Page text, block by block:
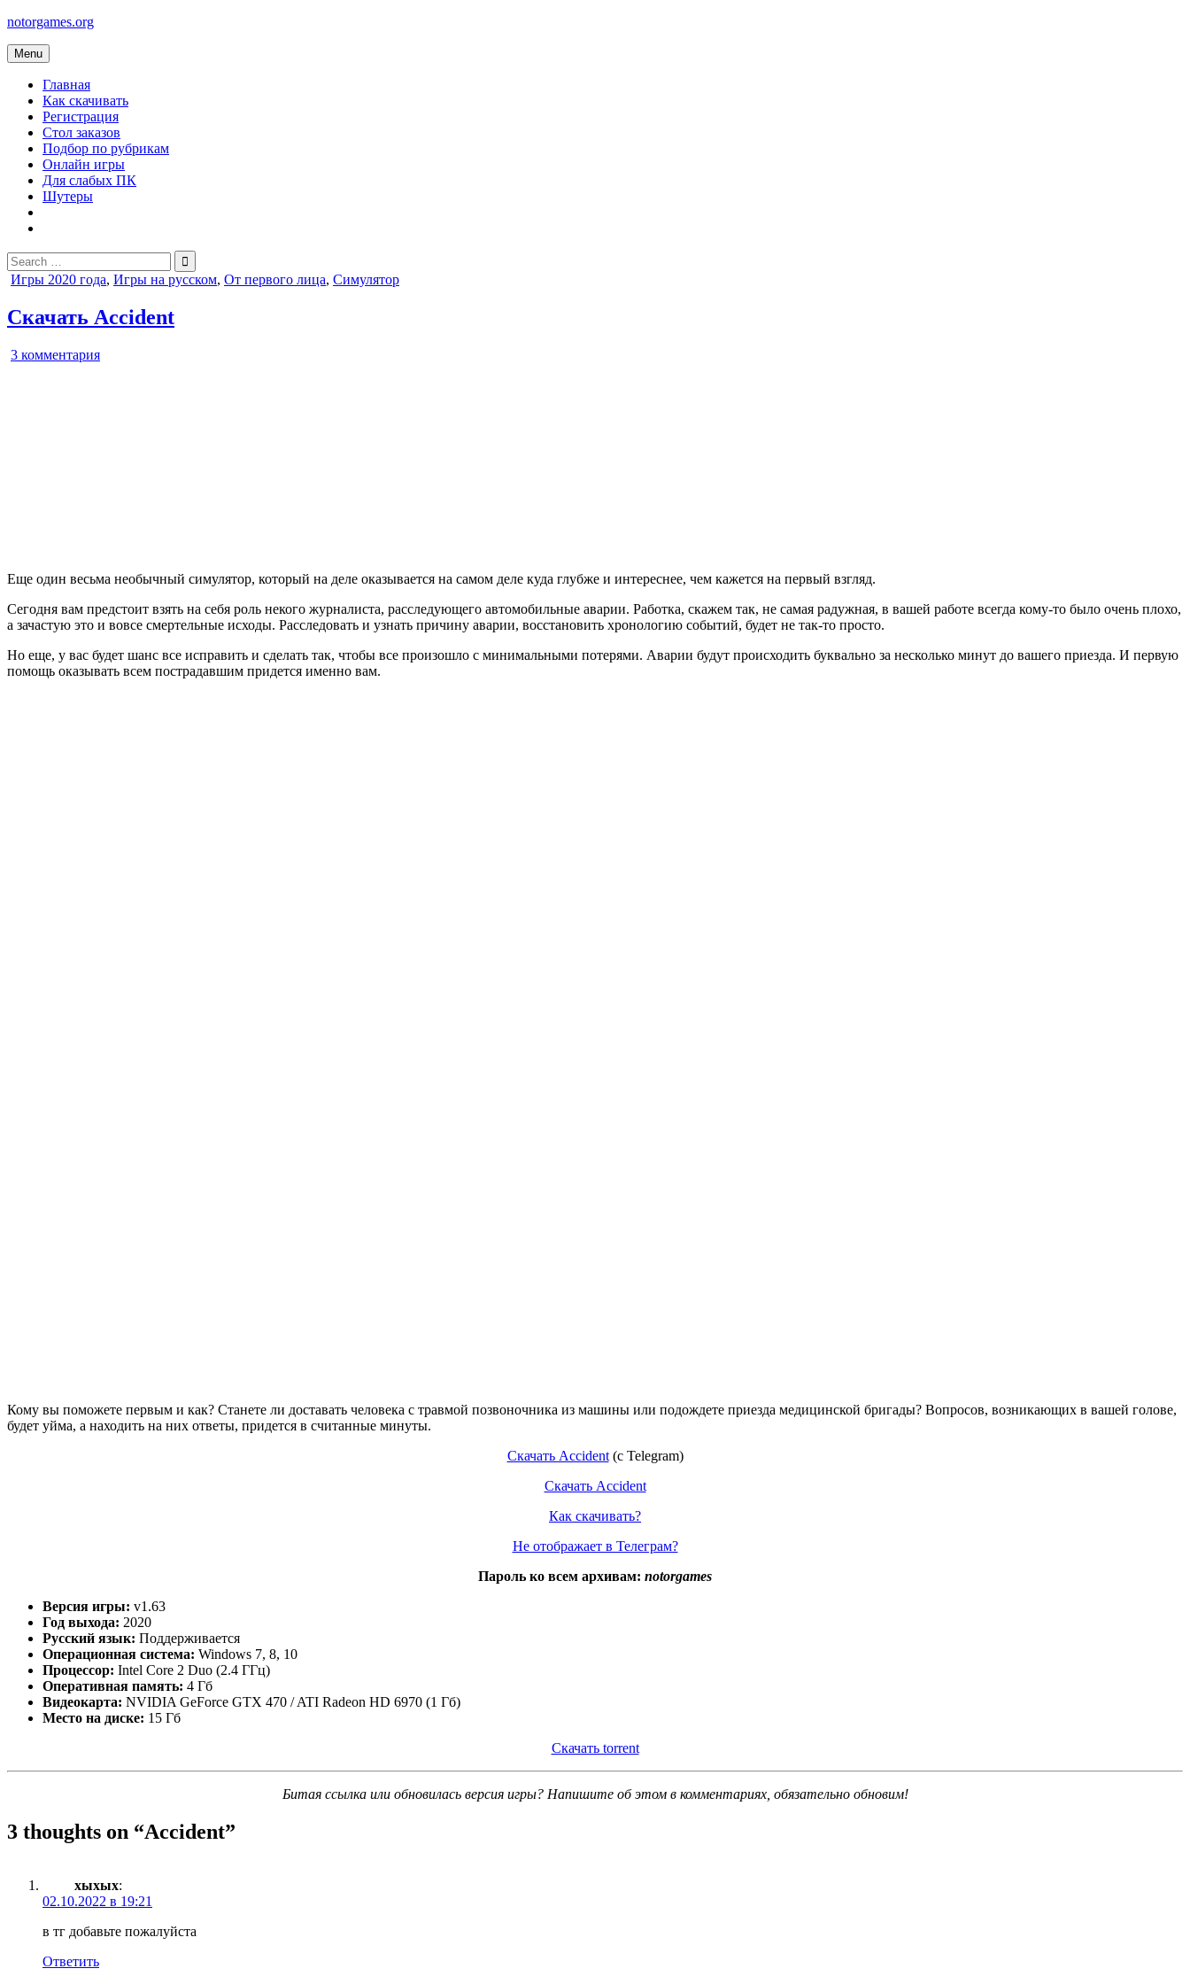
Skip
content
notorgames.org
Menu
Главная
Как скачивать
Регистрация
Стол заказов
Подбор по рубрикам
Онлайн игры
Для слабых ПК
Шутеры
Search
for:
Posted
Игры 2020 года, Игры на русском, От первого лица, Симулятор
Скачать Accident
3 комментарияк
Еще один весьма необычный симулятор, который на деле оказывается на самом деле куда глубже и интереснее, чем кажется на первый взгляд.
Сегодня вам предстоит взять на себя роль некого журналиста, расследующего автомобильные аварии. Работка, скажем так, не самая радужная, в вашей работе всегда кому-то было очень плохо,
а зачастую это и вовсе смертельные исходы. Расследовать и узнать причину аварии, восстановить хронологию событий, будет не так-то просто.
Но еще, у вас будет шанс все исправить и сделать так, чтобы все произошло с минимальными потерями. Аварии будут происходить буквально за несколько минут до вашего приезда. И первую
помощь оказывать всем пострадавшим придется именно вам.
Кому вы поможете первым и как? Станете ли доставать человека с травмой позвоночника из машины или подождете приезда медицинской бригады? Вопросов, возникающих в вашей голове,
будет уйма, а находить на них ответы, придется в считанные минуты.
Скачать Accident(с Telegram)
Скачать Accident
Как скачивать?
Не отображает в Телеграм?
Пароль ко всем архивам: notorgames
Версия игры: v1.63
Год выхода: 2020
Русский язык: Поддерживается
Операционная система: Windows 7, 8, 10
Процессор: Intel Core 2 Duo (2.4 ГГц)
Оперативная память: 4 Гб
Видеокарта: NVIDIA GeForce GTX 470 / ATI Radeon HD 6970 (1 Гб)
Место на диске: 15 Гб
Скачать torrent
Битая ссылка или обновилась версия игры? Напишите об этом в комментариях, обязательно обновим!
3 thoughts on “Accident”
хыхых:
02.10.2022 в 19:21
в тг добавьте пожалуйста
Ответить